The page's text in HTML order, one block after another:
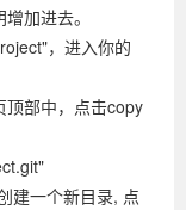
加进去。
，进入你的
部中，点击copy
建一个新目录, 点